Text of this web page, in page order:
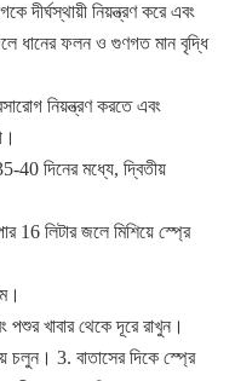
দীর্ঘস্থায়ী নিয়ন্ত্রণ করে এবং
ধানের ফলন ও গুণগত মান বৃদ্ধি
নিয়ন্ত্রণ করতে এবং
40 দিনের মধ্যে, দ্বিতীয়
16 লিটার জলে মিশিয়ে স্প্রে
।
পশুর খাবার থেকে দূরে রাখুন।
চলুন। 3. বাতাসের দিকে স্প্রে